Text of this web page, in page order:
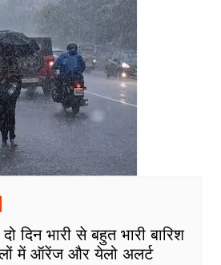
दिन भारी से बहुत भारी बारिश
में ऑरेंज और येलो अलर्ट